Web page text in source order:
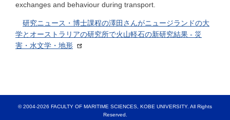
exchanges and behaviour during transport.
研究ニュース・博士課程の澤田さんがニュージランドの大
学とオーストラリアの研究所で火山軽石の新研究結果 - 災
害・水文学・地形
© 2004-2026 FACULTY OF MARITIME SCIENCES, KOBE UNIVERSITY. All Rights
Reserved.